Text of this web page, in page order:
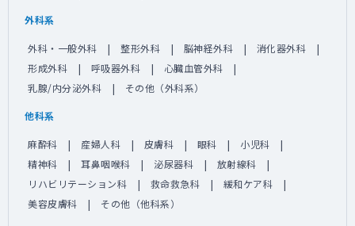
外科系
外科・一般外科 整形外科 脳神経外科
消化器外科
形成外科
呼吸器外科
心臓血管外科
乳腺/内分泌外科
その他（外科系）
他科系
麻酔科 産婦人科 皮膚科 眼科
小児科
精神科
耳鼻咽喉科 泌尿器科
放射線科
リハビリテーション科
救命救急科
緩和ケア科
美容皮膚科
その他（他科系）